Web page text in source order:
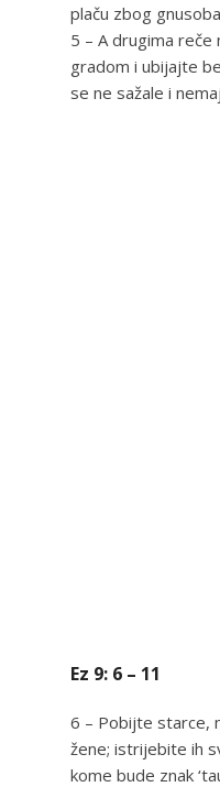
plaču zbog
5 – A drugima reče
gradom i ubijajte
se ne sažale i
Ez 9: 6 – 11
6 – Pobijte starce,
žene; istrijebite ih
kome bude znak